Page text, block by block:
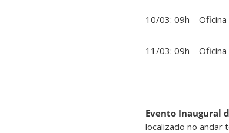
10/03: 09h –
11/03: 09h –
Evento Inaugural
localizado no andar